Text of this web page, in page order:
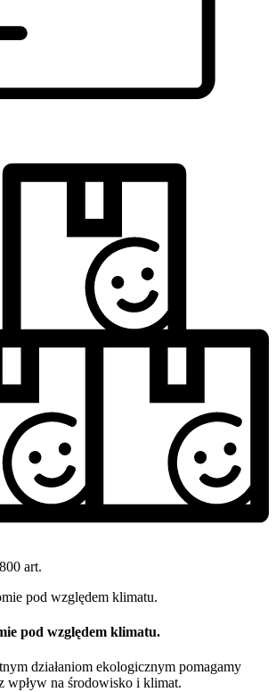
art.
pod względem klimatu.
działaniom ekologicznym pomagamy
wpływ na środowisko i klimat.